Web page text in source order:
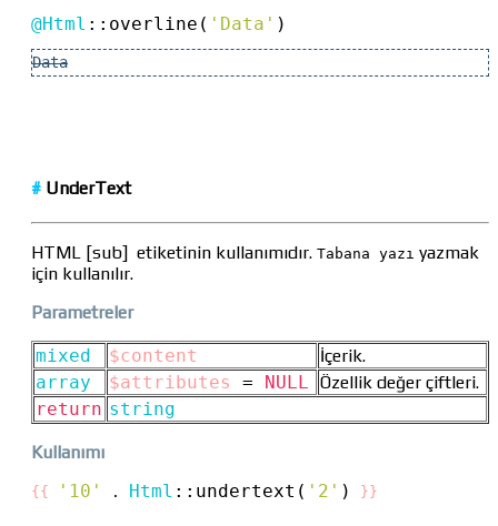
@Html :: overline( 'Data' )
Data
# UnderText
HTML [sub] etiketinin kullanımıdır. Tabana yazı yazmak
için kullanılır.
Parametreler
mixed $content
İçerik.
array
$attributes = NULL Özellik değer çiftleri.
return string
Kullanımı
{{ '10' . Html :: undertext( '2' ) }}